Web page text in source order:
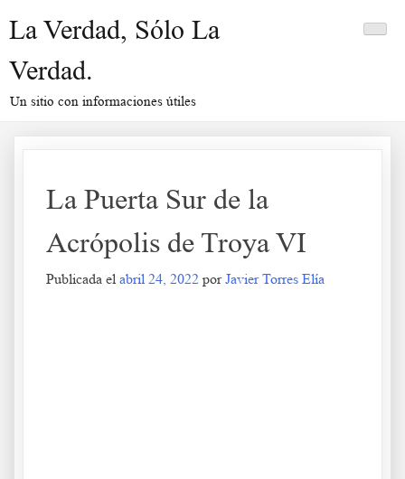
La Verdad, Sólo La
Verdad.
Un sitio con informaciones útiles
La Puerta Sur de la
Acrópolis de Troya VI
Publicada el abril 24, 2022 porJavier Torres Elía